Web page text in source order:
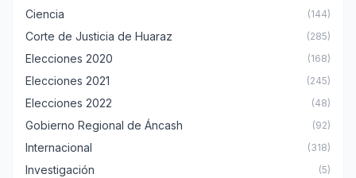
Ciencia (144)
Corte de Justicia de Huaraz (285)
Elecciones 2020 (168)
Elecciones 2021 (245)
Elecciones 2022 (48)
Gobierno Regional de Áncash (92)
Internacional (318)
Investigación (5)